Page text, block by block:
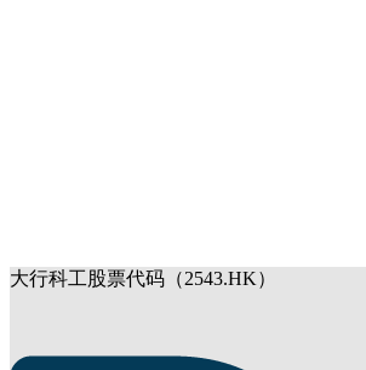
大行科工股票代码（2543.HK）